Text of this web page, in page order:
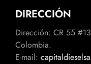
DIRECCIÓN
Dirección: CR 55
Colombia.
E-mail: